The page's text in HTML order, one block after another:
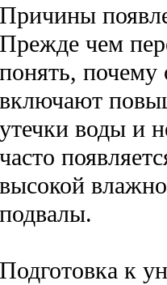
Причины
Прежде чем
понять,
включают
утечки воды и
часто
высокой
подвалы.
Подготовка к